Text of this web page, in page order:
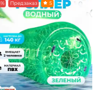
Предзаказ 5